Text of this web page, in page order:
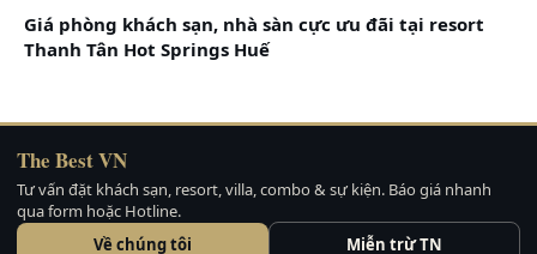
Vinpearl Long
Beach Cam
Trang
Lô D6b2 và
D7A1 thuộc
Cam Ranh
Chỉ từ
Lưu ý: Giá phòng ckhách sạn resort ở Cam Ranh Nha
Trang 4- 5- 6 sao mới, tốt, đẹp nhất, có bãi
Giá phòng khách sạn, nhà sàn cực ưu đãi tại resort
Thanh Tân Hot Springs Huế
The Best VN
Tư vấn đặt khách sạn, resort, villa, combo & sự kiện. Báo giá nhanh
qua form hoặc Hotline.
Về chúng tôi
Miễn trừ TN